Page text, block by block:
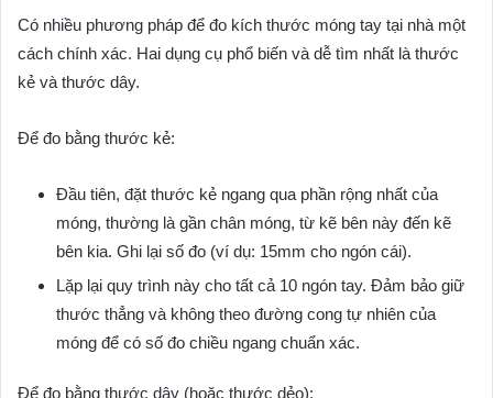
Có nhiều phương pháp để đo kích thước móng tay tại nhà một
cách chính xác. Hai dụng cụ phổ biến và dễ tìm nhất là thước
kẻ và thước dây.
Để đo bằng thước kẻ:
Đầu tiên, đặt thước kẻ ngang qua phần rộng nhất của
móng, thường là gần chân móng, từ kẽ bên này đến kẽ
bên kia. Ghi lại số đo (ví dụ: 15mm cho ngón cái).
Lặp lại quy trình này cho tất cả 10 ngón tay. Đảm bảo giữ
thước thẳng và không theo đường cong tự nhiên của
móng để có số đo chiều ngang chuẩn xác.
Để đo bằng thước dây (hoặc thước dẻo):